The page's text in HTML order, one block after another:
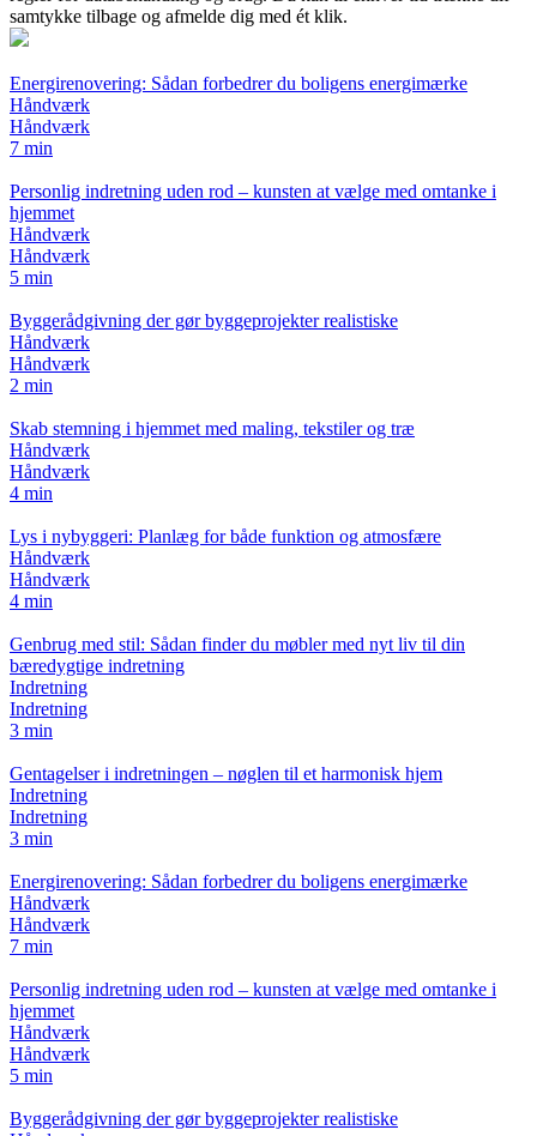
samtykke tilbage og afmelde dig med ét klik.
Energirenovering: Sådan forbedrer du boligens energimærke
Håndværk
Håndværk
7 min
Personlig indretning uden rod – kunsten at vælge med omtanke i
hjemmet
Håndværk
Håndværk
5 min
Byggerådgivning der gør byggeprojekter realistiske
Håndværk
Håndværk
2 min
Skab stemning i hjemmet med maling, tekstiler og træ
Håndværk
Håndværk
4 min
Lys i nybyggeri: Planlæg for både funktion og atmosfære
Håndværk
Håndværk
4 min
Genbrug med stil: Sådan finder du møbler med nyt liv til din
bæredygtige indretning
Indretning
Indretning
3 min
Gentagelser i indretningen – nøglen til et harmonisk hjem
Indretning
Indretning
3 min
Energirenovering: Sådan forbedrer du boligens energimærke
Håndværk
Håndværk
7 min
Personlig indretning uden rod – kunsten at vælge med omtanke i
hjemmet
Håndværk
Håndværk
5 min
Byggerådgivning der gør byggeprojekter realistiske